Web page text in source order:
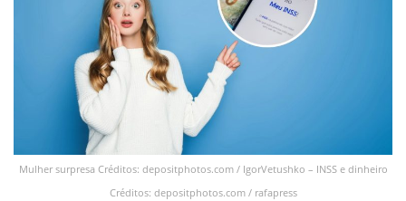
Mulher surpresa Créditos: depositphotos.com / IgorVetushko – INSS e dinheiro
Créditos: depositphotos.com / rafapress